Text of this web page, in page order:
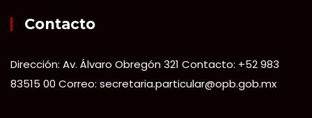
Contacto
Dirección: Av. Álvaro Obregón 321 Contacto: +52 983
83515 00 Correo: secretaria.particular@opb.gob.mx